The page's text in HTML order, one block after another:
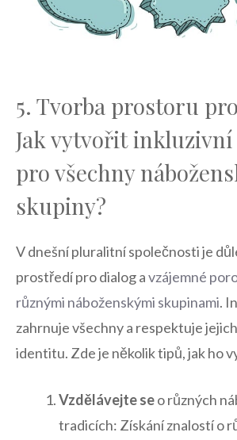
5. Tvorba ⁣prostoru
‍Jak‌ vytvořit
pro⁢ všechny
skupiny?
V dnešní ‍pluralitní společnosti⁣ je
⁢prostředí pro dialog avzájemné
různými‌ náboženskými skupinami.
‌zahrnuje‍ všechny a ⁤respektuje
identitu. Zde je několik tipů, jak ho
Vzdělávejte⁤ seo různých
tradicích: ‍Získání ⁤znalostí ‌o